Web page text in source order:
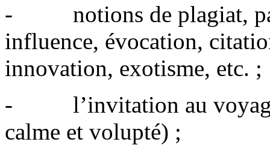
- notions de plagiat,
influence, évocation,
innovation, exotisme, etc. ;
- l’invitation au voyage
calme et volupté) ;